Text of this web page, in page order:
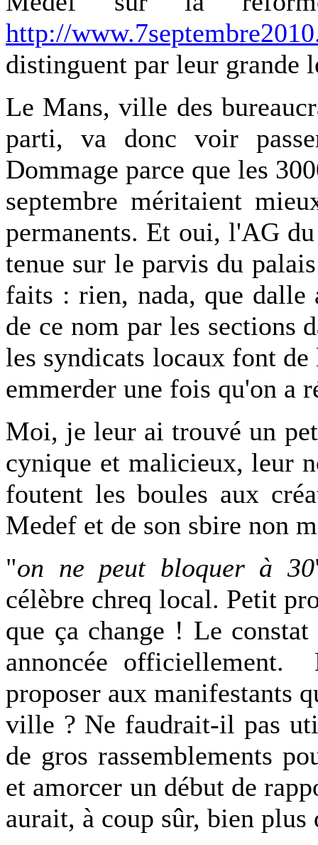
http://
distinguent par leur grande
Le Mans, ville des
parti, va donc voir
Dommage parce que les
septembre méritaient
permanents. Et oui, l'AG
tenue sur le parvis du
faits : rien, nada, que
de ce nom par les sections
les syndicats locaux font
emmerder une fois qu'on a
Moi, je leur ai trouvé un
cynique et malicieux, leur
foutent les boules aux
Medef et de son sbire non
"on ne peut bloquer à 30
célèbre chreq local. Petit
que ça change ! Le
annoncée
proposer aux manifestants
ville ? Ne faudrait-il pas
de gros rassemblements
et amorcer un début de
aurait, à coup sûr, bien